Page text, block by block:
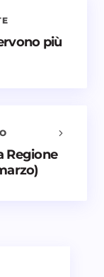
più
Regione